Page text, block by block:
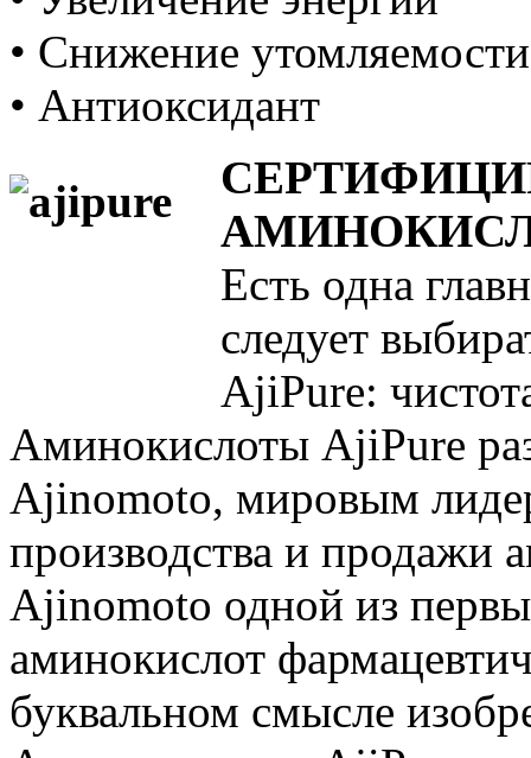
• Снижение утомляемости
• Антиоксидант
Есть одна
следует
AjiPure:
Аминокислоты AjiPure
Ajinomoto, мировым
производства и продажи
Ajinomoto одной из
аминокислот
буквальном смысле